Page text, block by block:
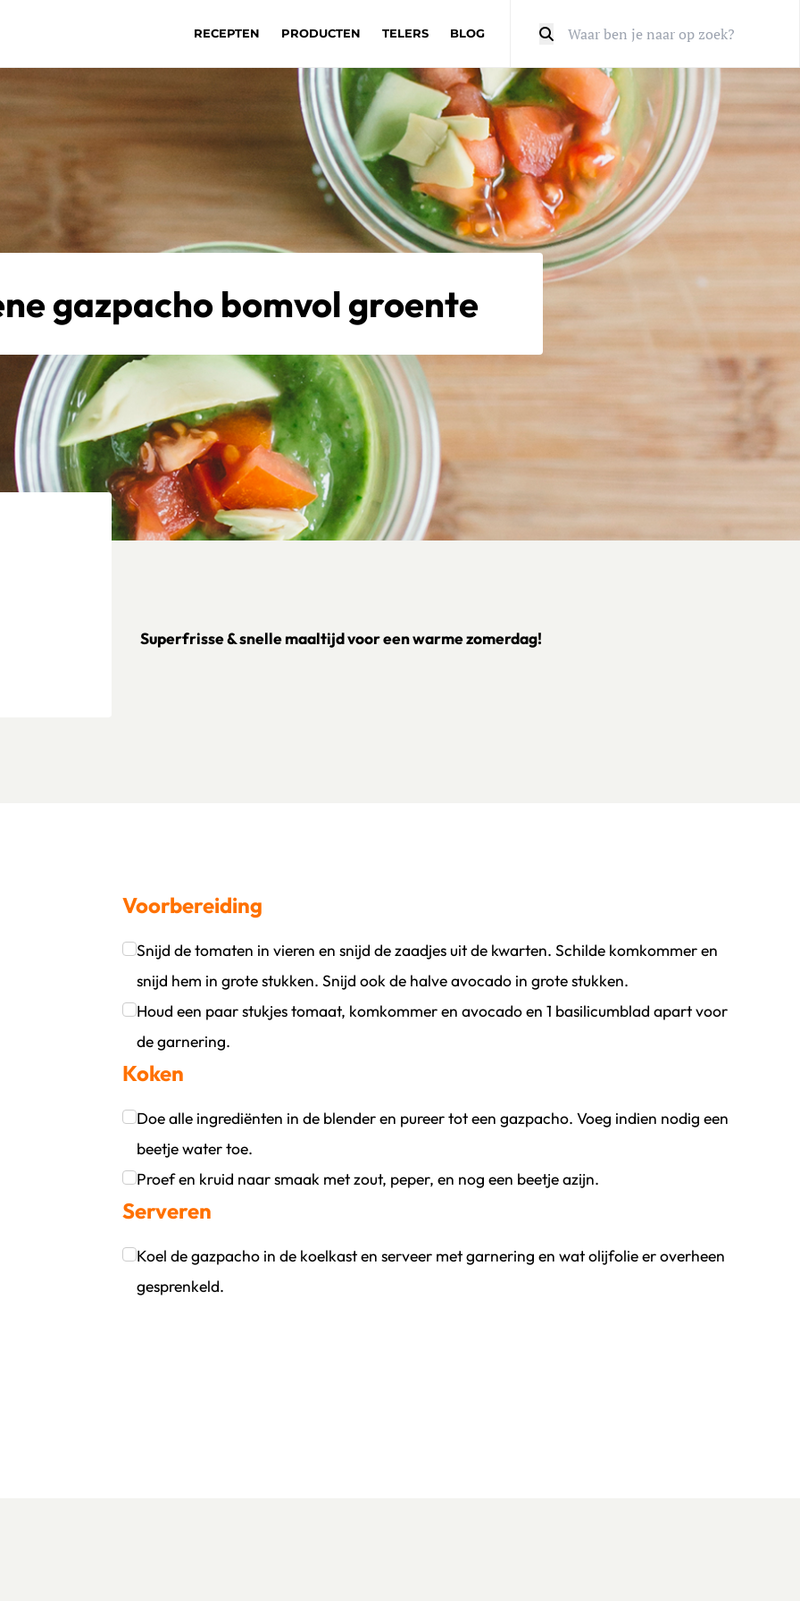
RECEPTEN PRODUCTEN TELERS BLOG
gazpacho bomvol groente
Superfrisse & snelle maaltijd voor een warme zomerdag!
persoon
Voorbereiding
Snijd de tomaten in vieren en snijd de zaadjes uit de kwarten. Schilde komkommer en
snijd hem in grote stukken. Snijd ook de halve avocado in grote stukken.
Klik om dit selectievakje aan te vinken
Houd een paar stukjes tomaat, komkommer en avocado en 1 basilicumblad apart voor
de garnering.
Klik om dit selectievakje aan te vinken
Koken
Doe alle ingrediënten in de blender en pureer tot een gazpacho. Voeg indien nodig een
beetje water toe.
Klik om dit selectievakje aan te vinken
Proef en kruid naar smaak met zout, peper, en nog een beetje azijn.
Klik om dit selectievakje aan te vinken
Serveren
Koel de gazpacho in de koelkast en serveer met garnering en wat olijfolie er overheen
gesprenkeld.